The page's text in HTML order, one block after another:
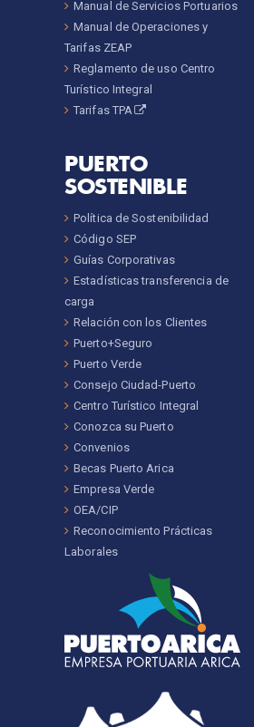
Manual de Servicios Portuarios
Manual de Operaciones y
Tarifas ZEAP
Reglamento de uso Centro
Turístico Integral
Tarifas TPA
PUERTO
SOSTENIBLE
Política de Sostenibilidad
Código SEP
Guías Corporativas
Estadísticas transferencia de
carga
Relación con los Clientes
Puerto+Seguro
Puerto Verde
Consejo Ciudad-Puerto
Centro Turístico Integral
Conozca su Puerto
Convenios
Becas Puerto Arica
Empresa Verde
OEA/CIP
Reconocimiento Prácticas
Laborales